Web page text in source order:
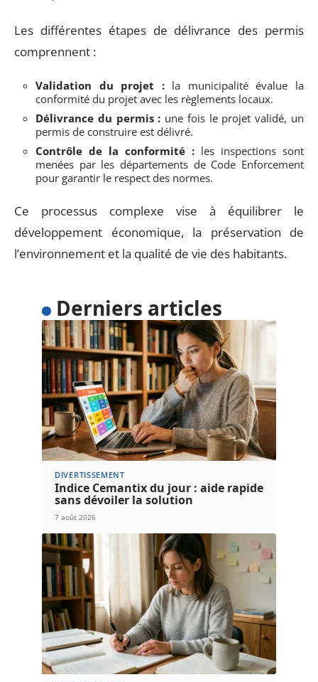
Les différentes étapes de délivrance des permis
comprennent :
Validation du projet :la municipalité évalue la
conformité du projet avec les règlements locaux.
Délivrance du permis : une fois le projet validé, un
permis de construire est délivré.
Contrôle de la conformité : les inspections sont
menées par les départements de Code Enforcement
pour garantir le respect des normes.
Ce processus complexe vise à équilibrer le
développement économique, la préservation de
l’environnement et la qualité de vie des habitants.
Derniers articles
DIVERTISSEMENT
Indice Cemantix du jour : aide rapide
sans dévoiler la solution
7 août 2026